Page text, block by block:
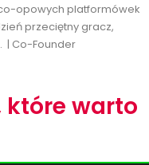
opowych platformówek
przeciętny gracz,
| Co-Founder
które warto